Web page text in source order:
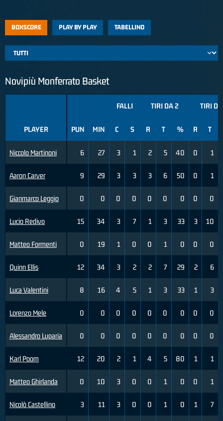
BOXSCORE PLAY BY PLAY TABELLINO
Novipiù Monferrato Basket
PLAYER
Niccolo Martinoni
Aaron Carver
Gianmarco Leggio
Lucio Redivo
Matteo Formenti
Quinn Ellis
Luca Valentini
Lorenzo Mele
Alessandro Luparia
Karl Poom
Matteo Ghirlanda
Nicolò Castellino
FALLI TIRI DA 2 TIRI
PUN MIN C S R T % R T
6 27 3 1 2 5 40 0 1
9 29 3 3 3 6 50 0 1
0 0 0 0 0 0 0 0 0
15 34 3 7 1 3 33 3 10
0 19 1 0 0 1 0 0 0
12 34 3 2 2 7 29 2 6
8 16 4 5 1 3 33 1 3
0 0 0 0 0 0 0 0 0
0 0 0 0 0 0 0 0 0
12 20 2 1 4 5 80 1 1
0 10 3 0 0 1 0 0 1
3 11 3 0 0 1 0 1 7